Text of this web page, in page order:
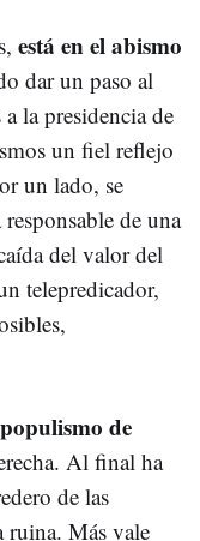
está en el abismo
dar un paso al
la presidencia de
un fiel reflejo
un lado, se
de una
del valor del
telepredicador,
de
Al final ha
de las
ruina. Más vale